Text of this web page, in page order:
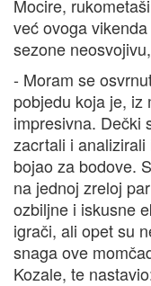
Mocire,
već ovoga
sezone
- Moram se
pobjedu koja je, iz
impresivna. Dečki
zacrtali i
bojao za bodove.
na jednoj zreloj
ozbiljne i iskusne
igrači, ali opet su
snaga ove
Kozale, te